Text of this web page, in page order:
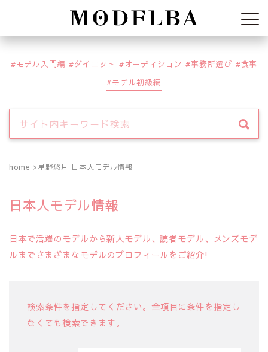
Modelba
モデル入門編 ダイエット オーディション 事務所選び
食事
モデル初級編
home 星野悠月 日本人モデル情報
日本人モデル情報
日本で活躍のモデルから新人モデル、読者モデル、メンズモデ
ルまでさまざまなモデルのプロフィールをご紹介!
検索条件を指定してください。全項目に条件を指定し
なくても検索できます。